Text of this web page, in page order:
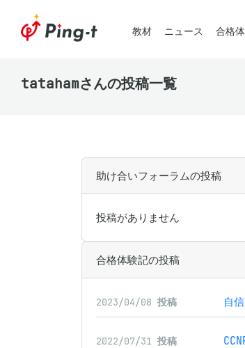
教材 ニュース 合格
tatahamさんの投稿一覧
助け合いフォーラムの投稿
投稿がありません
合格体験記の投稿
2023/04/08 投稿 自
2022/07/31 投稿